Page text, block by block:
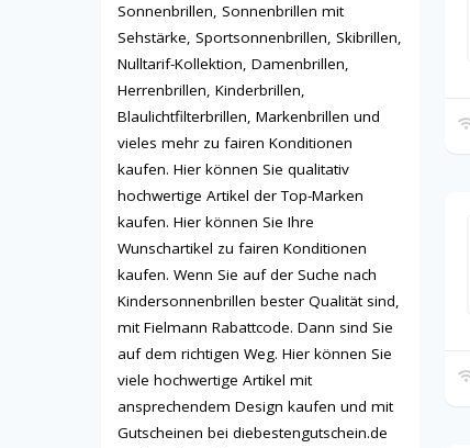
Sonnenbrillen, Sonnenbrillen mit
Sehstärke, Sportsonnenbrillen, Skibrillen,
Nulltarif-Kollektion, Damenbrillen,
Herrenbrillen, Kinderbrillen,
Blaulichtfilterbrillen, Markenbrillen und
vieles mehr zu fairen Konditionen
kaufen. Hier können Sie qualitativ
hochwertige Artikel der Top-Marken
kaufen. Hier können Sie Ihre
Wunschartikel zu fairen Konditionen
kaufen. Wenn Sie auf der Suche nach
Kindersonnenbrillen bester Qualität sind,
mit Fielmann Rabattcode. Dann sind Sie
auf dem richtigen Weg. Hier können Sie
viele hochwertige Artikel mit
ansprechendem Design kaufen und mit
Gutscheinen bei diebestengutschein.de